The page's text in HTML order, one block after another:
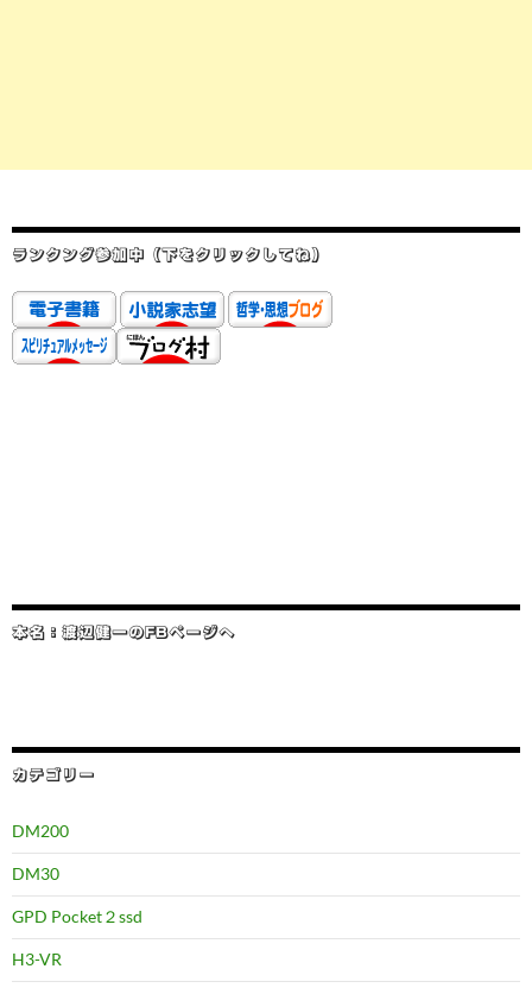
ランクング参加中（下をクリックしてね）
本名：渡辺健一のFBページへ
カテゴリー
DM200
DM30
GPD Pocket２ssd
H3-VR